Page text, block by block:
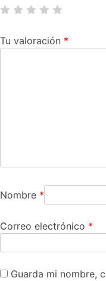
Tu valoración *
Nombre *
Correo electrónico *
Guarda mi nombre,